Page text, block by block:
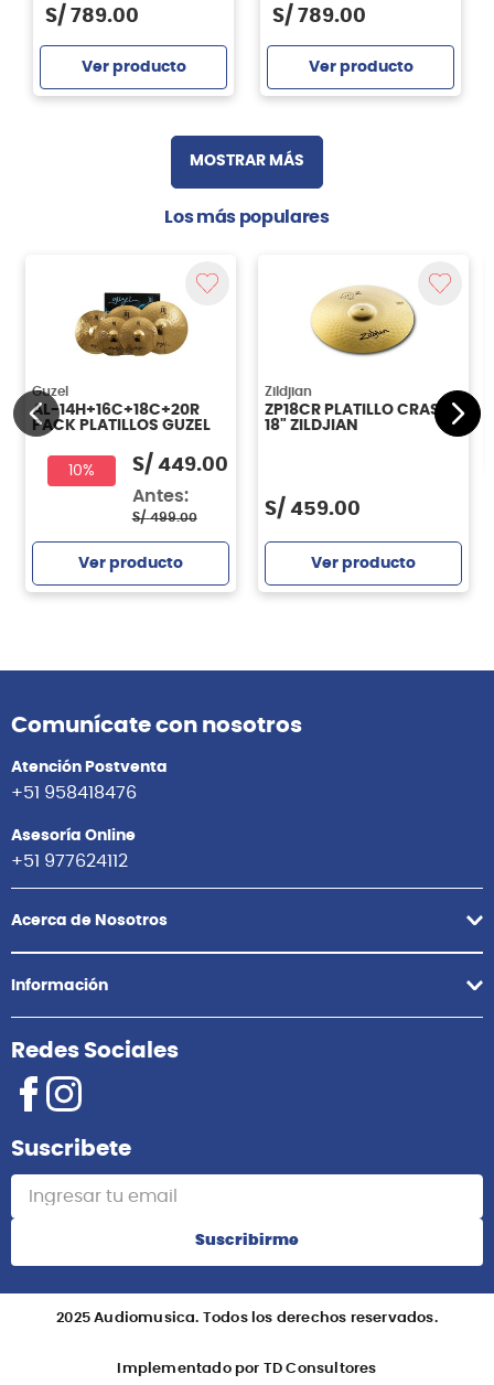
S/ 789.00
Ver producto
S/ 789.00
Ver producto
MOSTRAR MÁS
Los más populares
Guzel
AL-14H+16C+18C+20R
PACK PLATILLOS GUZEL
10% S/ 449.00
Antes:
S/ 499.00
Ver producto
Zildjian
ZP18CR PLATILLO CRASH
18" ZILDJIAN
S/ 459.00
Ver producto
Comunícate con nosotros
Atención Postventa
+51 958418476
Asesoría Online
+51 977624112
Acerca de Nosotros
Información
Redes Sociales
Suscribete
Suscribirme
2025 Audiomusica. Todos los derechos reservados.
Implementado por TD Consultores